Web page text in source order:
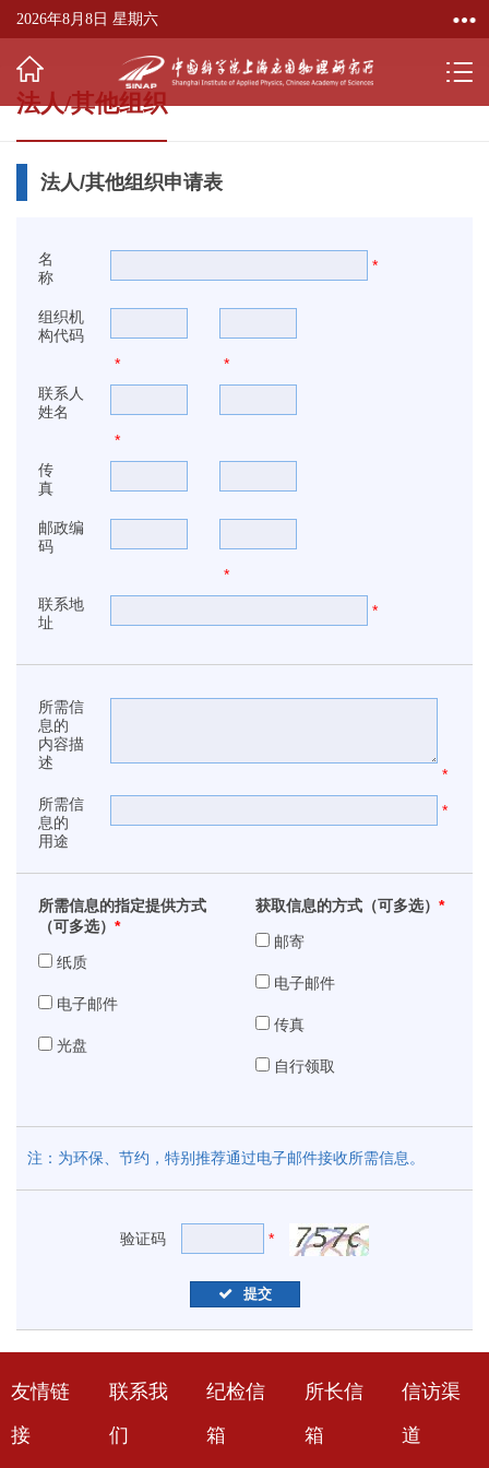
2026年8月8日 星期六
法人/其他组织
法人/其他组织申请表
名
称
*
组织机
构代码
*
*
联系人
姓名
*
传
真
邮政编
码
*
联系地
址
*
所需信
息的
内容描
述
*
所需信
息的
用途
*
所需信息的指定提供方式
（可多选） *
纸质
电子邮件
光盘
获取信息的方式（可多选） *
邮寄
电子邮件
传真
自行领取
注：为环保、节约，特别推荐通过电子邮件接收所需信息。
验证码 *
提交
友情链
接
联系我
们
纪检信
箱
所长信
箱
信访渠
道